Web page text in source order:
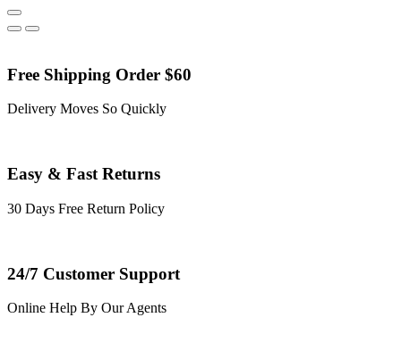
Free Shipping Order $60
Delivery Moves So Quickly
Easy & Fast Returns
30 Days Free Return Policy
24/7 Customer Support
Online Help By Our Agents